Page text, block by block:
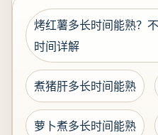
烤红薯多长时间能熟？
时间详解
煮猪肝多长时间能熟
萝卜煮多长时间能熟